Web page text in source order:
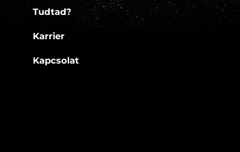
Tudtad?
Karrier
Kapcsolat